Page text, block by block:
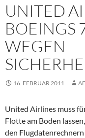
UNITED
BOEINGS
WEGEN
16. FEBRUAR 2011
United Airlines muss
Flotte am Boden
den